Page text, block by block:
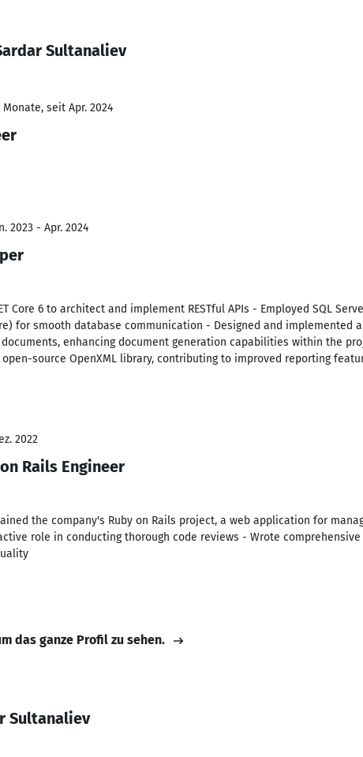
Sultanaliev
Monate, seit Apr. 2024
2023 - Apr. 2024
Core 6 to architect and implement RESTful APIs - Employed SQL
for smooth database communication - Designed and implemented
documents, enhancing document generation capabilities within the
source OpenXML library, contributing to improved reporting
2022
Rails Engineer
the company's Ruby on Rails project, a web application for
role in conducting thorough code reviews - Wrote
das ganze Profil zu sehen.
Sultanaliev